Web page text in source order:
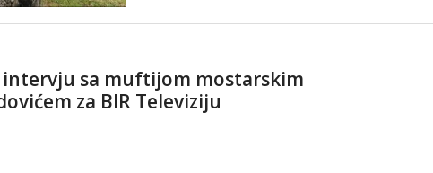
intervju sa muftijom mostarskim
za BIR Televiziju